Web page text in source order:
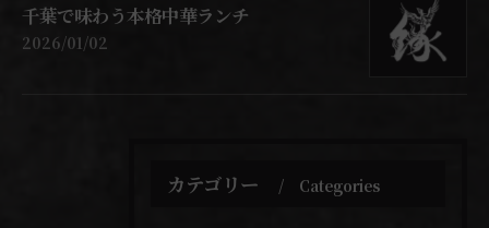
千葉で味わう本格中華ランチ
2026/01/02
カテゴリー Categories